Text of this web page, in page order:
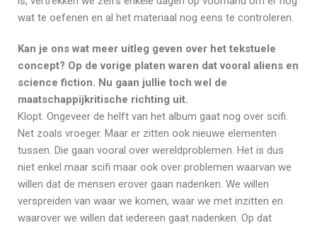
wat te oefenen en al het materiaal nog eens te controleren.
Kan je ons wat meer uitleg geven over het tekstuele
concept? Op de vorige platen waren dat vooral aliens en
science fiction. Nu gaan jullie toch wel de
maatschappijkritische richting uit.
Klopt. Ongeveer de helft van het album gaat nog over scifi.
Net zoals vroeger. Maar er zitten ook nieuwe elementen
tussen. Die gaan vooral over wereldproblemen. Het is dus
niet enkel maar scifi maar ook over problemen waarvan we
willen dat de mensen erover gaan nadenken. We willen
verspreiden van waar we komen, waar we met inzitten en
waarover we willen dat iedereen gaat nadenken. Op dat